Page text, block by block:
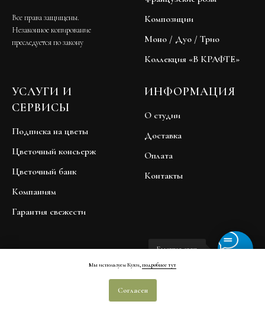
Быстрая связь
Мы используем Куки,подробнее тут
Согласен
Все права защищены.
Незаконное копирование
преследуется по закону
Композиции
Моно / Дуо / Трио
Коллекция «В КРАФТЕ»
УСЛУГИ И
СЕРВИСЫ
Подписка на цветы
Цветочный консьерж
Цветочный банк
Компаниям
Гарантия свежести
ИНФОРМАЦИЯ
О студии
Доставка
Оплата
Контакты
Договор публичной оферты
Политика обработки персональных данных